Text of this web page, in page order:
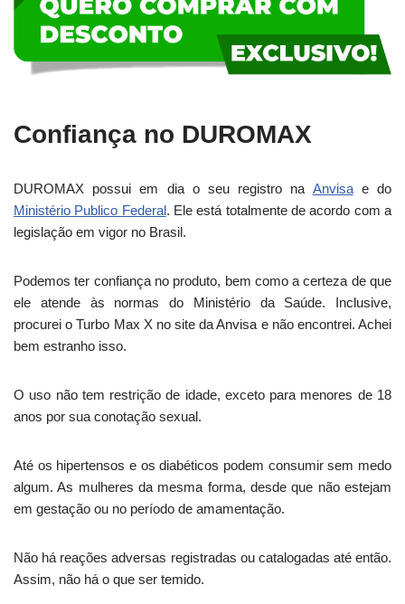
Confiança no DUROMAX
DUROMAX possui em dia o seu registro na Anvisae do
Ministério Publico Federal. Ele está totalmente de acordo com a
legislação em vigor no Brasil.
Podemos ter confiança no produto, bem como a certeza de que
ele atende às normas do Ministério da Saúde. Inclusive,
procurei o Turbo Max X no site da Anvisa e não encontrei. Achei
bem estranho isso.
O uso não tem restrição de idade, exceto para menores de 18
anos por sua conotação sexual.
Até os hipertensos e os diabéticos podem consumir sem medo
algum. As mulheres da mesma forma, desde que não estejam
em gestação ou no período de amamentação.
Não há reações adversas registradas ou catalogadas até então.
Assim, não há o que ser temido.